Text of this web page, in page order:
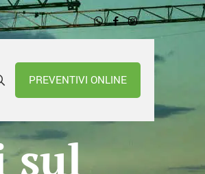
PREVENTIVI ONLINE
sul